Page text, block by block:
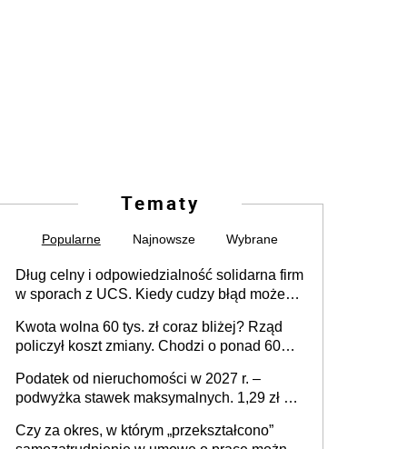
Tematy
Popularne Najnowsze Wybrane
Dług celny i odpowiedzialność solidarna firm
w sporach z UCS. Kiedy cudzy błąd może
Kwota wolna 60 tys. zł coraz bliżej? Rząd
policzył koszt zmiany. Chodzi o ponad 60
Podatek od nieruchomości w 2027 r. –
podwyżka stawek maksymalnych. 1,29 zł za
budynków i lokali związanych z
Czy za okres, w którym „przekształcono”